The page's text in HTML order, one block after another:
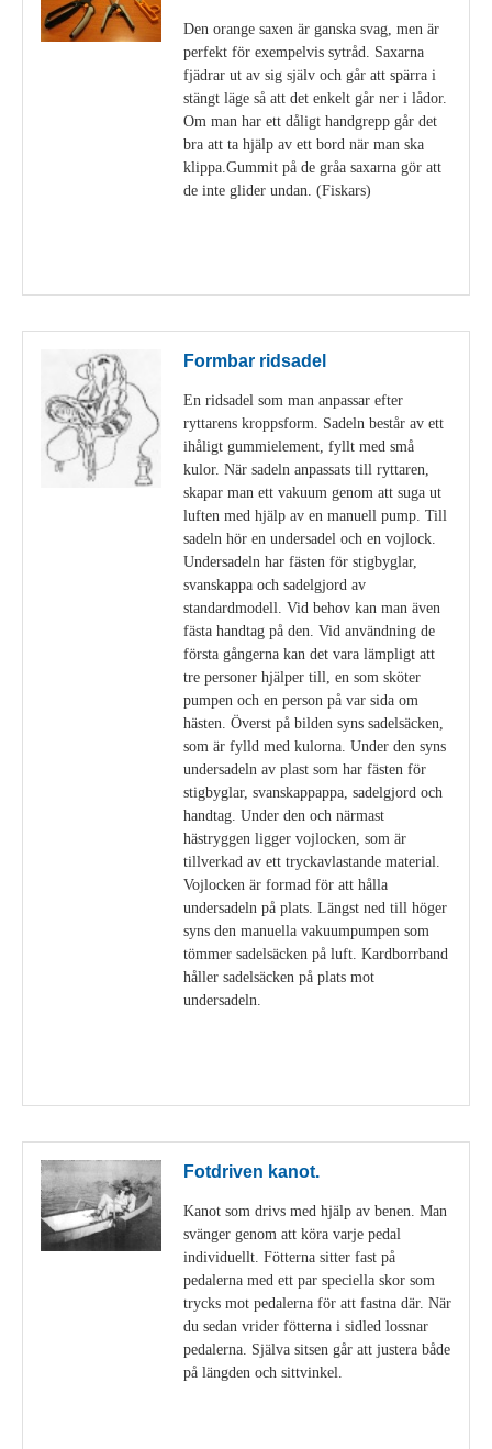
Den orange saxen är ganska svag, men är
perfekt för exempelvis sytråd. Saxarna
fjädrar ut av sig själv och går att spärra i
stängt läge så att det enkelt går ner i lådor.
Om man har ett dåligt handgrepp går det
bra att ta hjälp av ett bord när man ska
klippa.Gummit på de gråa saxarna gör att
de inte glider undan. (Fiskars)
Formbar ridsadel
En ridsadel som man anpassar efter
ryttarens kroppsform. Sadeln består av ett
ihåligt gummielement, fyllt med små
kulor. När sadeln anpassats till ryttaren,
skapar man ett vakuum genom att suga ut
luften med hjälp av en manuell pump. Till
sadeln hör en undersadel och en vojlock.
Undersadeln har fästen för stigbyglar,
svanskappa och sadelgjord av
standardmodell. Vid behov kan man även
fästa handtag på den. Vid användning de
första gångerna kan det vara lämpligt att
tre personer hjälper till, en som sköter
pumpen och en person på var sida om
hästen. Överst på bilden syns sadelsäcken,
som är fylld med kulorna. Under den syns
undersadeln av plast som har fästen för
stigbyglar, svanskappappa, sadelgjord och
handtag. Under den och närmast
hästryggen ligger vojlocken, som är
tillverkad av ett tryckavlastande material.
Vojlocken är formad för att hålla
undersadeln på plats. Längst ned till höger
syns den manuella vakuumpumpen som
tömmer sadelsäcken på luft. Kardborrband
håller sadelsäcken på plats mot
undersadeln.
Fotdriven kanot.
Kanot som drivs med hjälp av benen. Man
svänger genom att köra varje pedal
individuellt. Fötterna sitter fast på
pedalerna med ett par speciella skor som
trycks mot pedalerna för att fastna där. När
du sedan vrider fötterna i sidled lossnar
pedalerna. Själva sitsen går att justera både
på längden och sittvinkel.